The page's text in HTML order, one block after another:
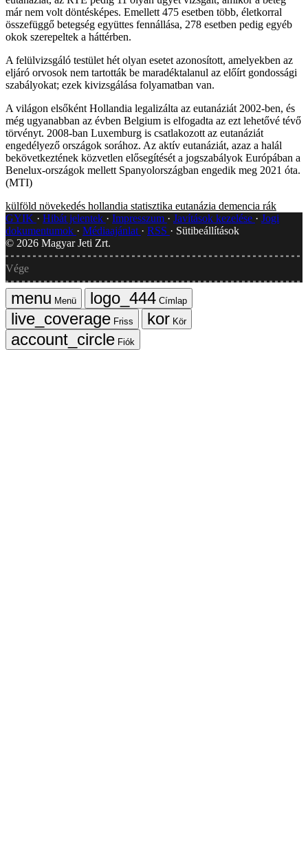
már nem volt döntésképes. Emellett 475 esetben több, életkorral
összefüggő betegség együttes fennállása, 278 esetben pedig egyéb
okok szerepeltek a háttérben.
A felülvizsgáló testület hét olyan esetet azonosított, amelyekben az
eljáró orvosok nem tartották be maradéktalanul az előírt gondossági
szabályokat; ezek kivizsgálása folyamatban van.
A világon elsőként Hollandia legalizálta az eutanáziát 2002-ben, és
még ugyanabban az évben Belgium is elfogadta az ezt lehetővé tévő
törvényt. 2008-ban Luxemburg is csatlakozott az eutanáziát
engedélyező országok sorához. Az aktív eutanáziát, azaz a halál
bekövetkeztének közvetlen elősegítését a jogszabályok Európában a
Benelux-országok mellett Spanyolországban engedik meg 2021 óta.
(MTI)
külföld növekedés hollandia statisztika eutanázia demencia rák
GYIK
Hibát jelentek Impresszum Javítások kezelése
Jogi
dokumentumok
Médiaajánlat RSS
Sütibeállítások
© 2026 Magyar Jeti Zrt.
Vége
Menü
Címlap
Friss
Kör
Fiók